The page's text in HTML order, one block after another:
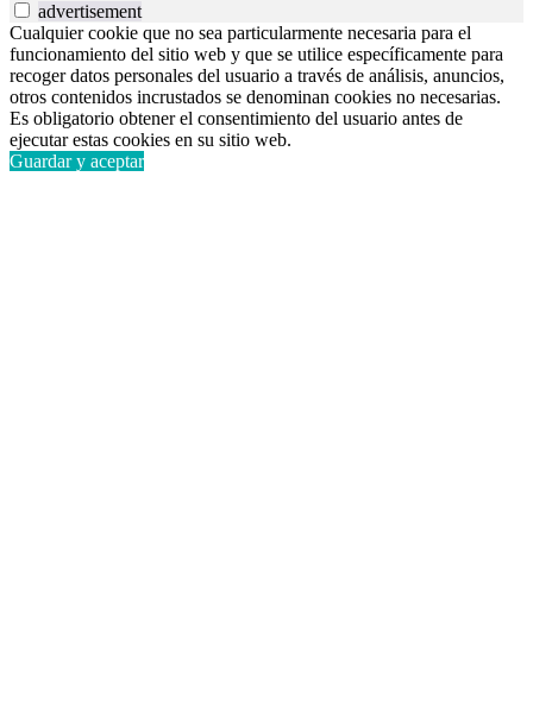
advertisement
Cualquier cookie que no sea particularmente necesaria para el
funcionamiento del sitio web y que se utilice específicamente para
recoger datos personales del usuario a través de análisis, anuncios,
otros contenidos incrustados se denominan cookies no necesarias.
Es obligatorio obtener el consentimiento del usuario antes de
ejecutar estas cookies en su sitio web.
Guardar y aceptar